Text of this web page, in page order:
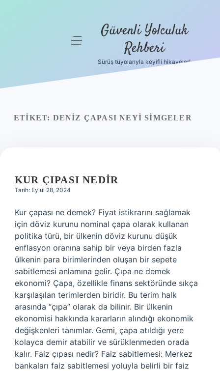
menüyü Güvenli Yolculuk
Rehberi
Sürüş tüyolarıyla keyifli hikayeler!
ETIKET: DENIZ ÇAPASI NEYI SIMGELER
KUR ÇIPASI NEDIR
Tarih: Eylül 28, 2024
Kur çapası ne demek? Fiyat istikrarını sağlamak
için döviz kurunu nominal çapa olarak kullanan
politika türü, bir ülkenin döviz kurunu düşük
enflasyon oranına sahip bir veya birden fazla
ülkenin para birimlerinden oluşan bir sepete
sabitlemesi anlamına gelir. Çıpa ne demek
ekonomi? Çapa, özellikle finans sektöründe sıkça
karşılaşılan terimlerden biridir. Bu terim halk
arasında “çıpa” olarak da bilinir. Bir ülkenin
ekonomisi hakkında kararların alındığı ekonomik
değişkenleri tanımlar. Gemi, çapa atıldığı yere
kolayca demir atabilir ve sürüklenmeden orada
kalır. Faiz çıpası nedir? Faiz sabitlemesi: Merkez
bankaları faiz sabitlemesi yoluyla belirli bir faiz